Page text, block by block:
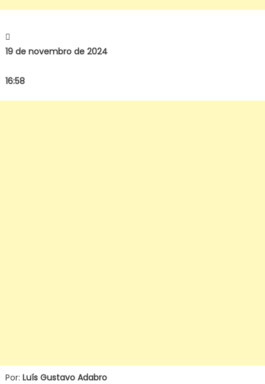
19 de novembro de 2024
16:58
Por: Luís Gustavo Adabro